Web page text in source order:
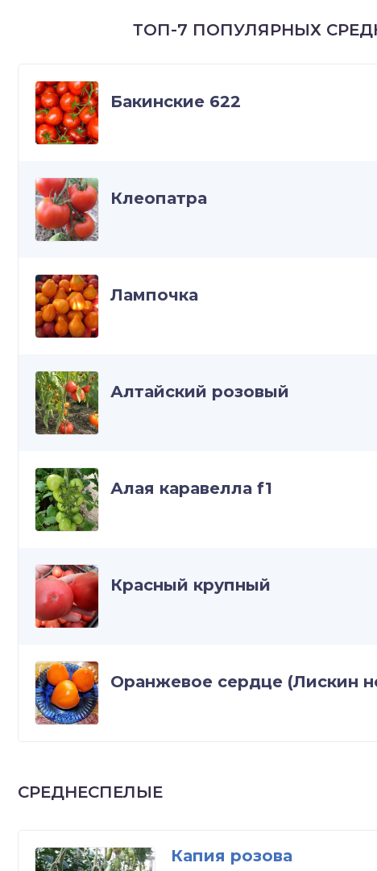
ТОП-7 ПОПУЛЯРНЫХ
Бакинские 622
Клеопатра
Лампочка
Алтайский розовый
Алая каравелла f1
Красный крупный
Оранжевое сердце (Лискин
СРЕДНЕСПЕЛЫЕ
Капия розова